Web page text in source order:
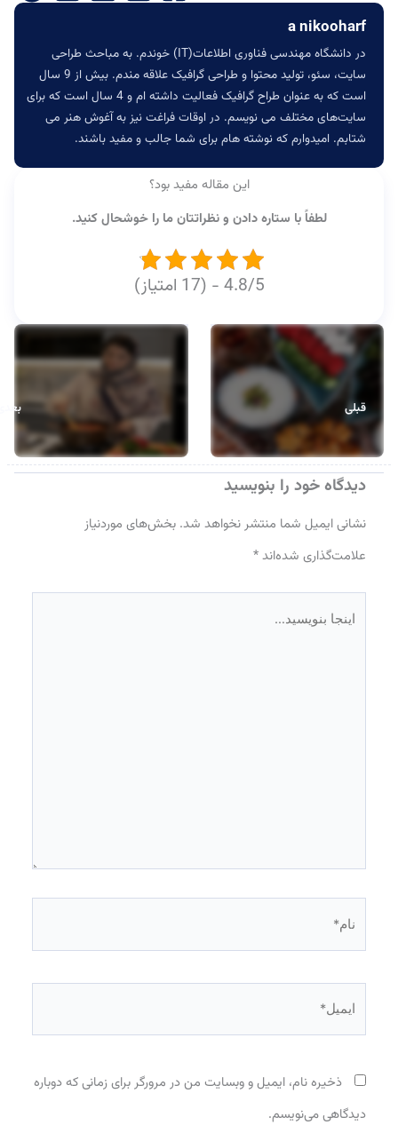
a nikooharf
در دانشگاه مهندسی فناوری اطلاعات(IT) خوندم. به مباحث طراحی
سایت، سئو، تولید محتوا و طراحی گرافیک علاقه مندم. بیش از 9 سال
است که به عنوان طراح گرافیک فعالیت داشته ام و 4 سال است که برای
سایت‌های مختلف می نویسم. در اوقات فراغت نیز به آغوش هنر می
شتابم. امیدوارم که نوشته هام برای شما جالب و مفید باشند.
این مقاله مفید بود؟
لطفاً با ستاره دادن و نظراتتان ما را خوشحال کنید.
4.8/5 - (17 امتیاز)
قبلی بعدی
دیدگاه‌ خود را بنویسید
نشانی ایمیل شما منتشر نخواهد شد. بخش‌های موردنیاز
علامت‌گذاری شده‌اند*
ذخیره نام، ایمیل و وبسایت من در مرورگر برای زمانی که دوباره
دیدگاهی می‌نویسم.